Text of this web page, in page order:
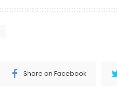
Share on Facebook